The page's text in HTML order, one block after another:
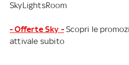
SkyLightsRoom
- Offerte Sky - Scopri le
attivale subito